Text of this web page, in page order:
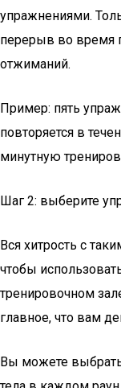
упражнениями.
перерыв во время
отжиманий.
Пример: пять
повторяется в
минутную
Шаг 2: выберите
Вся хитрость с
чтобы
тренировочном
главное, что вам
Вы можете